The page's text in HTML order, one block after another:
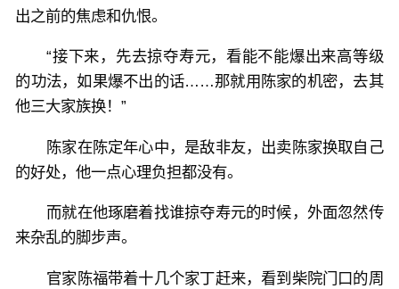
出之前的焦虑和仇恨。
“接下来，先去掠夺寿元，看能不能爆出来高等级
的功法，如果爆不出的话……那就用陈家的机密，去其
他三大家族换！”
陈家在陈定年心中，是敌非友，出卖陈家换取自己
的好处，他一点心理负担都没有。
而就在他琢磨着找谁掠夺寿元的时候，外面忽然传
来杂乱的脚步声。
官家陈福带着十几个家丁赶来，看到柴院门口的周